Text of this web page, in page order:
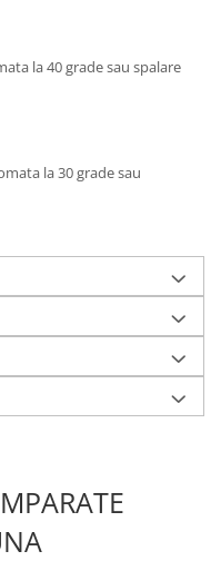
la 40 grade sau spalare
la 30 grade sau